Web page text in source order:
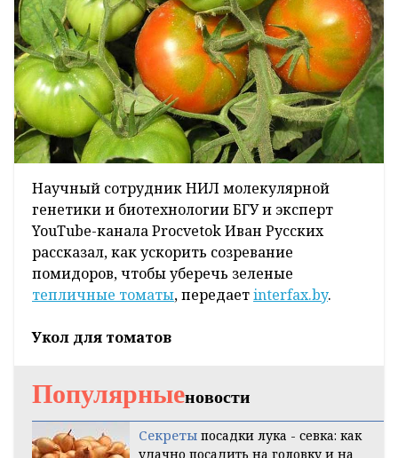
Научный сотрудник НИЛ молекулярной
генетики и биотехнологии БГУ и эксперт
YouTube-канала Procvetok Иван Русских
рассказал, как ускорить созревание
помидоров, чтобы уберечь зеленые
тепличные томаты, передаетinterfax.by.
Укол для томатов
Популярныеновости
Секреты посадки лука - севка: как
удачно посадить на головку и на